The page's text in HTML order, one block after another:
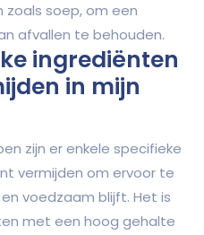
soep, om een
afvallen te behouden.
ingrediënten
in mijn
zijn er enkele specifieke
vermijden om ervoor te
voedzaam blijft. Het is
met een hoog gehalte